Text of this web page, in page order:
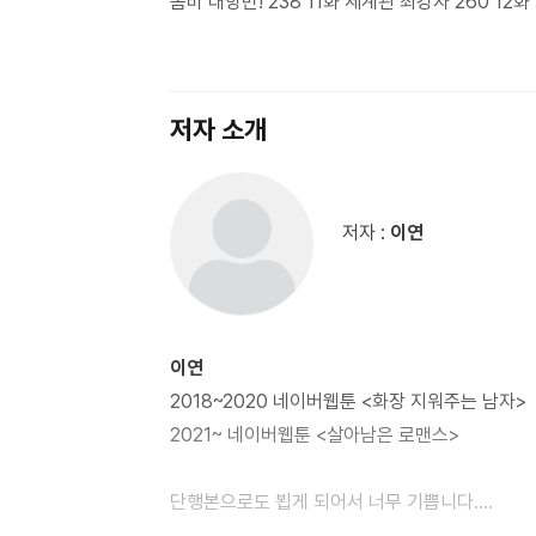
저자 소개
저자 : 이연
이연
2018~2020 네이버웹툰 <화장 지워주는 남자>
2021~ 네이버웹툰 <살아남은 로맨스>
단행본으로도 뵙게 되어서 너무 기쁩니다.